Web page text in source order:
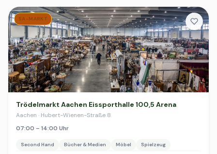
SA-MARKT
Trödelmarkt Aachen Eissporthalle 100,5 Arena
Aachen · Hubert-Wienen-Straße 8
07:00 – 14:00 Uhr
Second Hand Bücher & Medien Möbel Spielzeug